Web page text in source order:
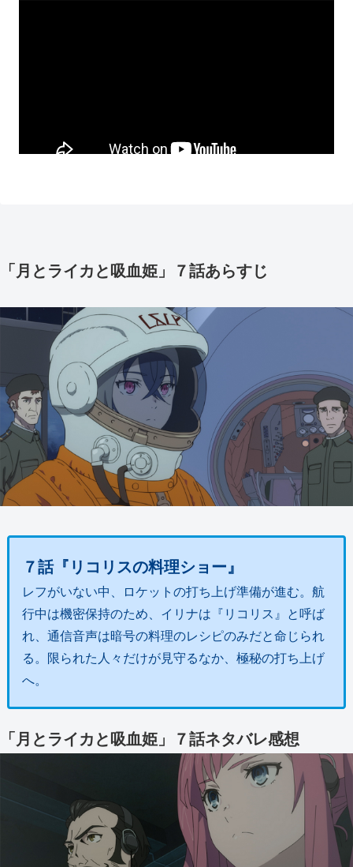
「月とライカと吸血姫」７話あらすじ
７話『リコリスの料理ショー』
レフがいない中、ロケットの打ち上げ準備が進む。航
行中は機密保持のため、イリナは『リコリス』と呼ば
れ、通信音声は暗号の料理のレシピのみだと命じられ
る。限られた人々だけが見守るなか、極秘の打ち上げ
へ。
「月とライカと吸血姫」７話ネタバレ感想